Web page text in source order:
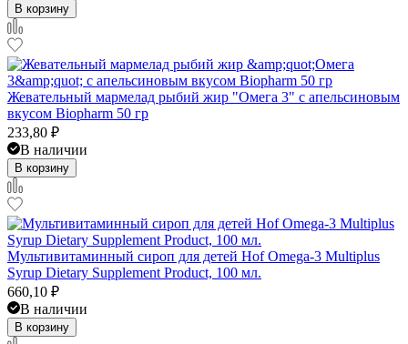
В корзину
Жевательный мармелад рыбий жир "Омега 3" с апельсиновым
вкусом Biopharm 50 гр
233,80 ₽
В наличии
В корзину
Мультивитаминный сироп для детей Hof Omega-3 Multiplus
Syrup Dietary Supplement Product, 100 мл.
660,10 ₽
В наличии
В корзину